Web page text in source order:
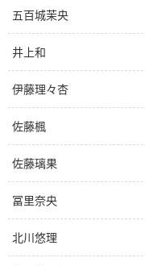
五百城茉央
井上和
伊藤理々杏
佐藤楓
佐藤璃果
冨里奈央
北川悠理